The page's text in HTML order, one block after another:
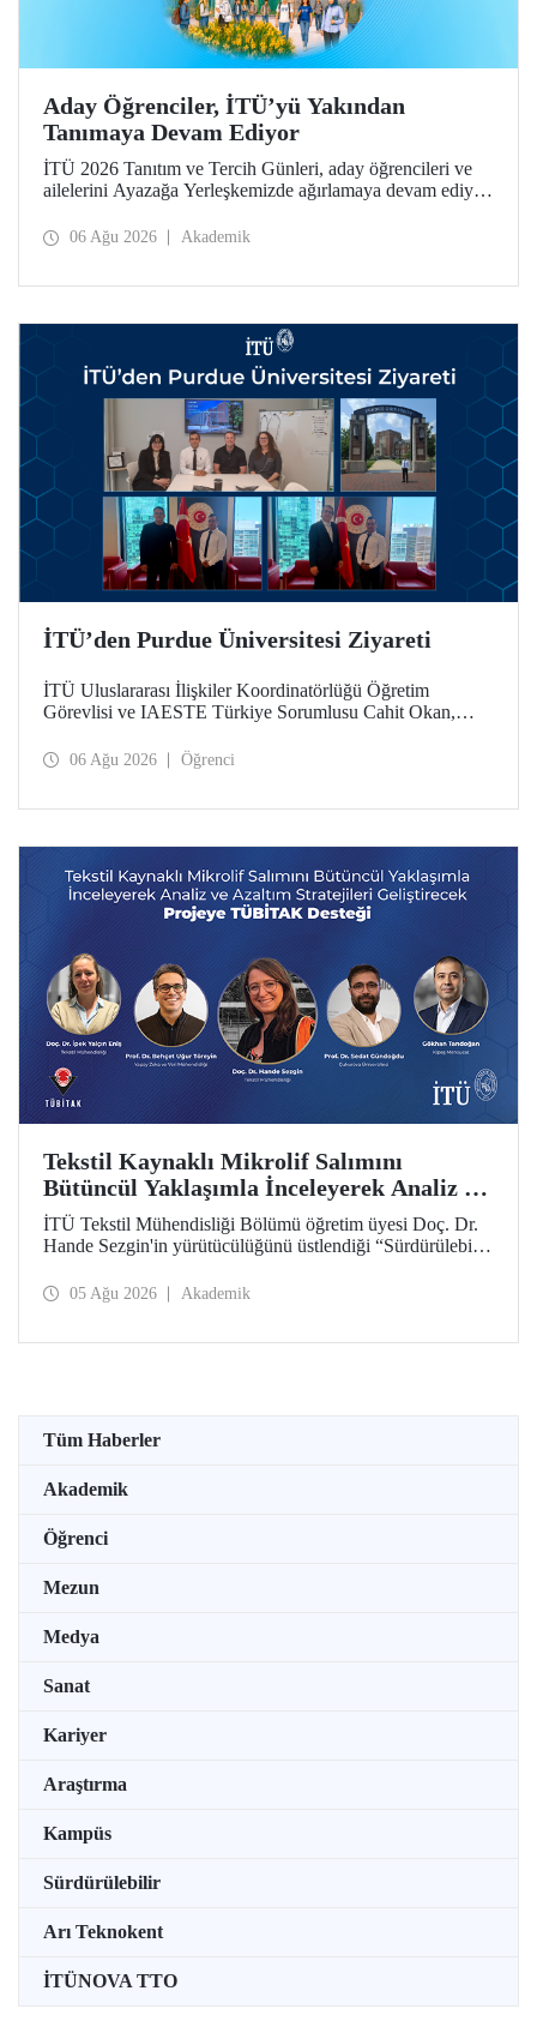
Aday Öğrenciler, İTÜ’yü Yakından
Tanımaya Devam Ediyor
İTÜ 2026 Tanıtım ve Tercih Günleri, aday öğrencileri ve
ailelerini Ayazağa Yerleşkemizde ağırlamaya devam ediyor.
ilgili fakülte ve birimler adaylara bilgi vermeye devam
06 Ağu 2026 Akademik
İTÜ’den Purdue Üniversitesi Ziyareti
İTÜ Uluslararası İlişkiler Koordinatörlüğü Öğretim
Görevlisi ve IAESTE Türkiye Sorumlusu Cahit Okan,
Temmuz tarihlerinde ABD’de dünyanın önde gelen
06 Ağu 2026 Öğrenci
Tekstil Kaynaklı Mikrolif Salımını
Bütüncül Yaklaşımla İnceleyerek Analiz ve
Azaltım Stratejileri Geliştirecek Projeye
TÜBİTAK Desteği
İTÜ Tekstil Mühendisliği Bölümü öğretim üyesi Doç. Dr.
Hande Sezgin'in yürütücülüğünü üstlendiği “Sürdürülebilir
Koşullarına Bağlı Mikrolif Salımı: Aşınma, UV Maruziyeti
05 Ağu 2026 Akademik
Tüm Haberler
Akademik
Öğrenci
Mezun
Medya
Sanat
Kariyer
Araştırma
Kampüs
Sürdürülebilir
Arı Teknokent
İTÜNOVA TTO